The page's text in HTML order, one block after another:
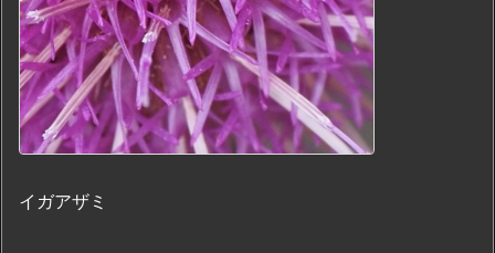
イガアザミ